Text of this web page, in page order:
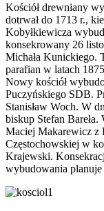
Kościół drewniany
dotrwał do 1713 r.,
Kobyłkiewicza
konsekrowany 26
Michała Kunickiego.
parafian w latach
Nowy kościół
Puczyńskiego SDB.
Stanisław Woch. W
biskup Stefan
Maciej Makarewicz
Częstochowskiej w
Krajewski.
wybudowania planuje